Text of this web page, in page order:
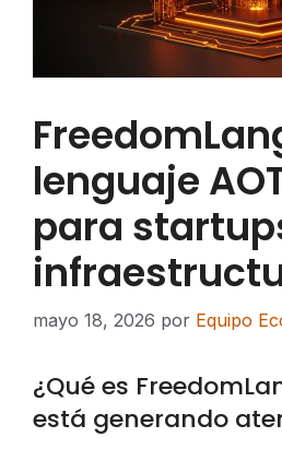
lenguaje
para
mayo 18, 2026 por Equipo
¿Qué es
está generando